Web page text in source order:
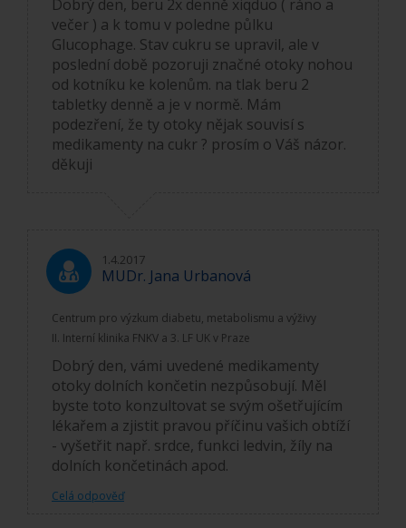
Dobrý den, beru 2x denně xiqduo ( ráno a
večer ) a k tomu v poledne půlku
Glucophage. Stav cukru se upravil, ale v
poslední době pozoruji značné otoky nohou
od kotníku ke kolenům. na tlak beru 2
tabletky denně a je v normě. Mám
podezření, že ty otoky nějak souvisí s
medikamenty na cukr ? prosím o Váš názor.
děkuji
1.4.2017
MUDr. Jana Urbanová
Centrum pro výzkum diabetu, metabolismu a výživy
II. Interní klinika FNKV a 3. LF UK v Praze
Dobrý den, vámi uvedené medikamenty
otoky dolních končetin nezpůsobují. Měl
byste toto konzultovat se svým ošetřujícím
lékařem a zjistit pravou příčinu vašich obtíží
- vyšetřit např. srdce, funkci ledvin, žíly na
dolních končetinách apod.
Celá odpověď